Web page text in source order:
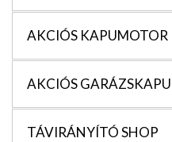
AKCIÓS KAPUMOTOR
AKCIÓS GARÁZSKAPU
TÁVIRÁNYÍTÓ SHOP